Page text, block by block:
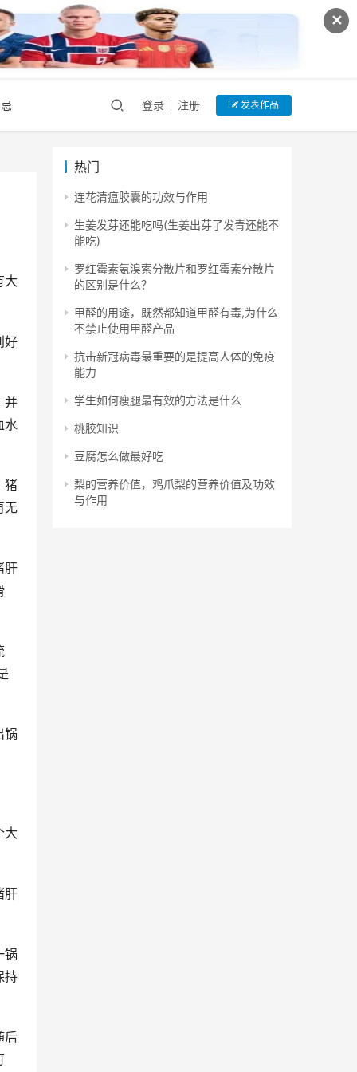
✕
登录 注册 发表作品
大
好
并
水
猪
无
肝
锅
大
肝
锅
持
后
热门
连花清瘟胶囊的功效与作用
生姜发芽还能吃吗(生姜出芽了发青还能不
能吃)
罗红霉素氨溴索分散片和罗红霉素分散片
的区别是什么？
甲醛的用途，既然都知道甲醛有毒,为什么
不禁止使用甲醛产品
抗击新冠病毒最重要的是提高人体的免疫
能力
学生如何瘦腿最有效的方法是什么
桃胶知识
豆腐怎么做最好吃
梨的营养价值，鸡爪梨的营养价值及功效
与作用